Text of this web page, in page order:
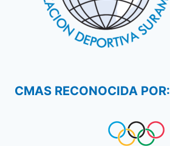
CMAS RECONOCIDA POR: